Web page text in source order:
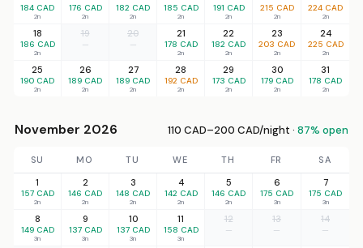
184 CAD
2n
176 CAD
2n
182 CAD
2n
185 CAD
2n
191 CAD
2n
215 CAD
2n
224 CAD
2n
18
186 CAD
2n
19
—
20
—
21
178 CAD
2n
22
182 CAD
2n
23
203 CAD
2n
24
225 CAD
2n
25
190 CAD
2n
26
189 CAD
2n
27
189 CAD
2n
28
192 CAD
2n
29
173 CAD
2n
30
179 CAD
2n
31
178 CAD
2n
November 2026 110 CAD–200 CAD/night · 87% open
SU MO TU WE TH FR
SA
1
157 CAD
2n
2
146 CAD
2n
3
148 CAD
2n
4
142 CAD
2n
5
146 CAD
2n
6
175 CAD
3n
7
175 CAD
3n
8
149 CAD
3n
9
137 CAD
3n
10
137 CAD
3n
11
158 CAD
3n
12
—
13
—
14
—